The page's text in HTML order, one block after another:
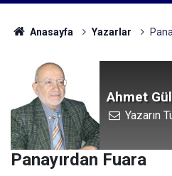
Anasayfa Yazarlar
Ahmet
Yazarın
Panayırdan Fuara